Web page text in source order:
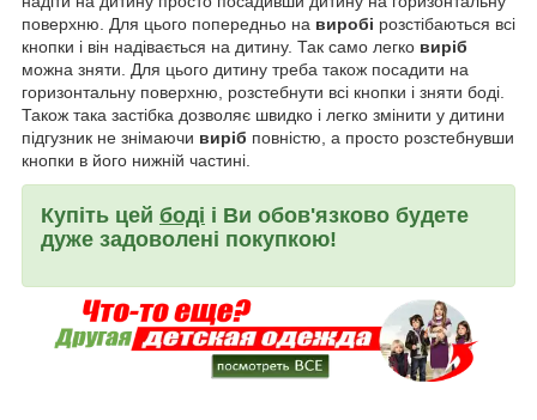
поверхню. Для цього попередньо на виробі розстібаються всі
кнопки і він надівається на дитину. Так само легко виріб
можна зняти. Для цього дитину треба також посадити на
горизонтальну поверхню, розстебнути всі кнопки і зняти боді.
Також така застібка дозволяє швидко і легко змінити у дитини
підгузник не знімаючи виріб повністю, а просто розстебнувши
кнопки в його нижній частині.
Купіть цей боді і Ви обов'язково будете
дуже задоволені покупкою!